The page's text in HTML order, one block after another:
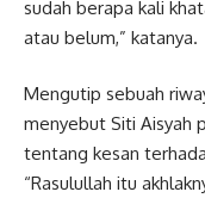
sudah berapa kali
atau belum,” katanya.
Mengutip sebuah
menyebut Siti Aisyah
tentang kesan
“Rasulullah itu